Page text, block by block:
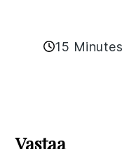
15 Minutes
Interactions
Vastaa